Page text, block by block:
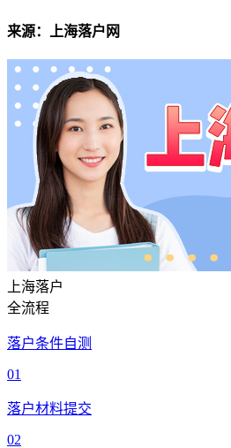
来源：上海落户网
上海落户
全流程
落户条件自测
01
落户材料提交
02